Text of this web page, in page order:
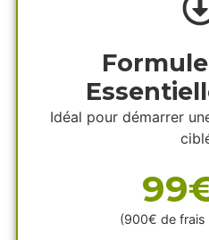
Idéal pour démarrer
(900€ de frais